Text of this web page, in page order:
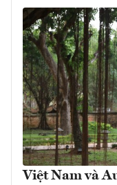
Việt Nam và